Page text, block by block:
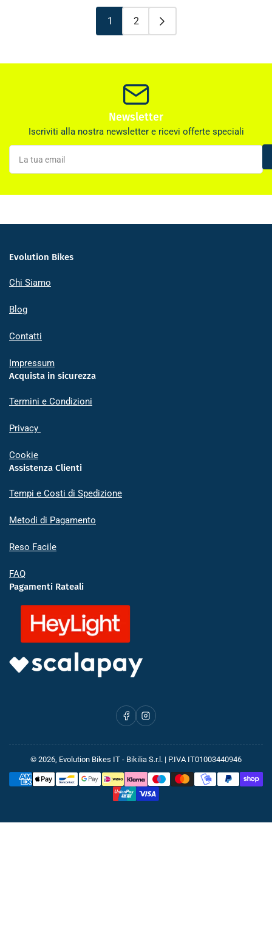
1 2
Newsletter
Iscriviti alla nostra newsletter e ricevi offerte speciali
La
tua
email
Evolution Bikes
Chi Siamo
Blog
Contatti
Impressum
Acquista in sicurezza
Termini e Condizioni
Privacy
Cookie
Assistenza Clienti
Tempi e Costi di Spedizione
Metodi di Pagamento
Reso Facile
FAQ
Pagamenti Rateali
FacebookInstagram
© 2026, Evolution Bikes IT - Bikilia S.r.l. | P.IVA IT01003440946
Metodi
di
pagamento